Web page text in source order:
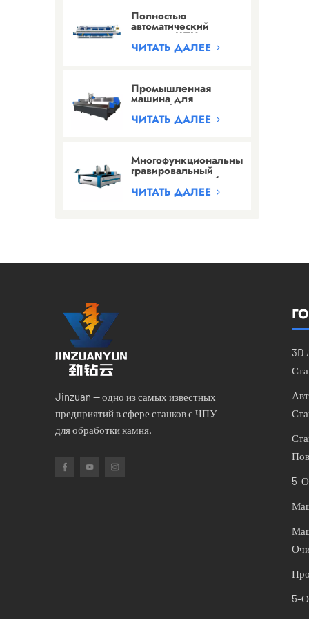
Полностью
автоматический
станок с ЧПУ для
шлифования кромок
камня с 24 головками
ЧИТАТЬ ДАЛЕЕ
Промышленная
машина для
гидроабразивной
резки высокого
ЧИТАТЬ ДАЛЕЕ
Многофункциональный
гравировальный
станок для резьбы по
камню и гравировки
надписей
ЧИТАТЬ ДАЛЕЕ
Jinzuan — одно из самых известных
предприятий в сфере станков с ЧПУ
для обработки камня.
3D
5-
5-